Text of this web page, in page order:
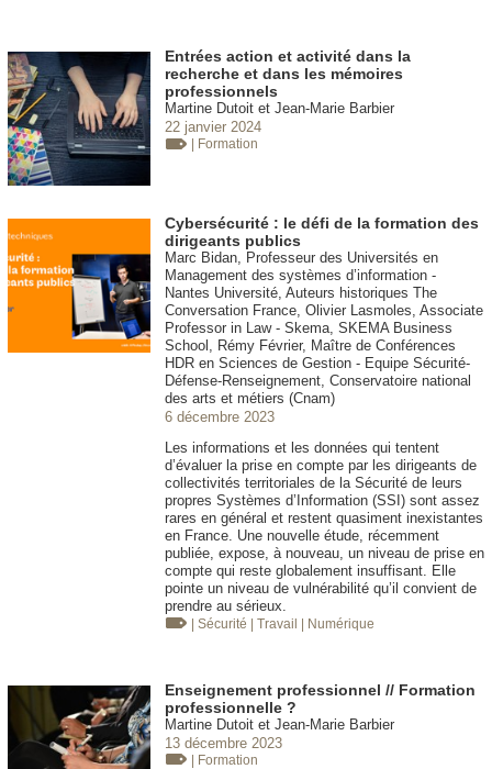
Entrées action et activité dans la
recherche et dans les mémoires
professionnels
Martine Dutoit et Jean-Marie Barbier
22 janvier 2024
| Formation
Cybersécurité : le défi de la formation des
dirigeants publics
Marc Bidan, Professeur des Universités en
Management des systèmes d’information -
Nantes Université, Auteurs historiques The
Conversation France, Olivier Lasmoles, Associate
Professor in Law - Skema, SKEMA Business
School, Rémy Février, Maître de Conférences
HDR en Sciences de Gestion - Equipe Sécurité-
Défense-Renseignement, Conservatoire national
des arts et métiers (Cnam)
6 décembre 2023
Les informations et les données qui tentent
d’évaluer la prise en compte par les dirigeants de
collectivités territoriales de la Sécurité de leurs
propres Systèmes d’Information (SSI) sont assez
rares en général et restent quasiment inexistantes
en France. Une nouvelle étude, récemment
publiée, expose, à nouveau, un niveau de prise en
compte qui reste globalement insuffisant. Elle
pointe un niveau de vulnérabilité qu’il convient de
prendre au sérieux.
| Sécurité | Travail | Numérique
Enseignement professionnel // Formation
professionnelle ?
Martine Dutoit et Jean-Marie Barbier
13 décembre 2023
| Formation